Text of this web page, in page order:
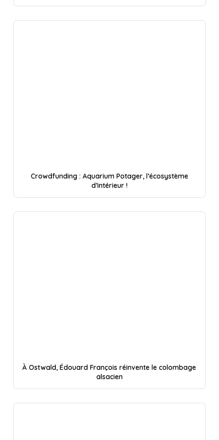
Crowdfunding : Aquarium Potager, l’écosystème
d’intérieur !
À Ostwald, Édouard François réinvente le colombage
alsacien